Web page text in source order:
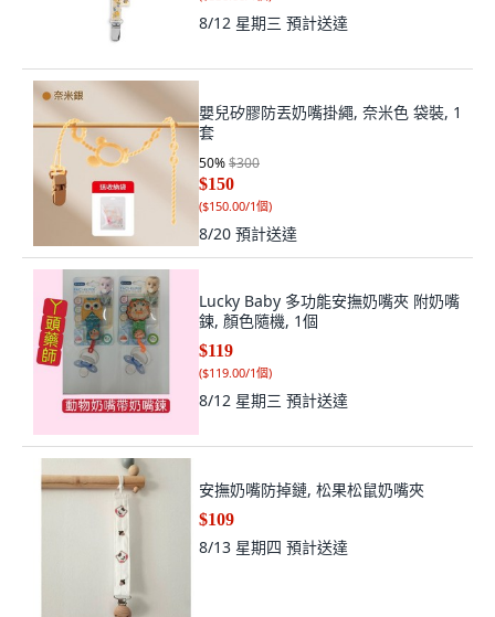
8/12 星期三 預計送達
嬰兒矽膠防丟奶嘴掛繩, 奈米色 袋裝, 1
套
50%$300
$150
($150.00/1個)
8/20 預計送達
Lucky Baby 多功能安撫奶嘴夾 附奶嘴
鍊, 顏色隨機, 1個
$119
($119.00/1個)
8/12 星期三 預計送達
安撫奶嘴防掉鏈, 松果松鼠奶嘴夾
$109
8/13 星期四 預計送達